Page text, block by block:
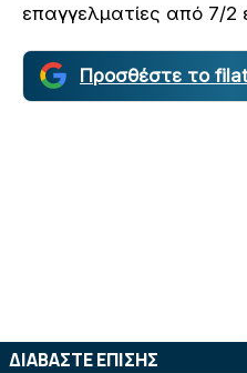
επαγγελματίες από 7/2
Προσθέστε το
ΔΙΑΒΑΣΤΕ ΕΠΙΣΗΣ